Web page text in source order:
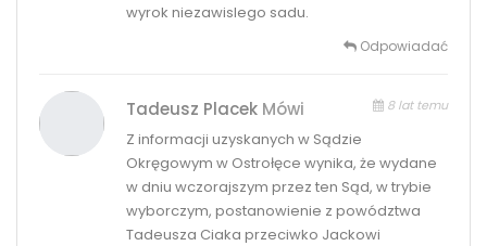
wyrok niezawislego sadu.
Odpowiadać
Tadeusz Placek Mówi 8 lat temu
Z informacji uzyskanych w Sądzie
Okręgowym w Ostrołęce wynika, że wydane
w dniu wczorajszym przez ten Sąd, w trybie
wyborczym, postanowienie z powództwa
Tadeusza Ciaka przeciwko Jackowi